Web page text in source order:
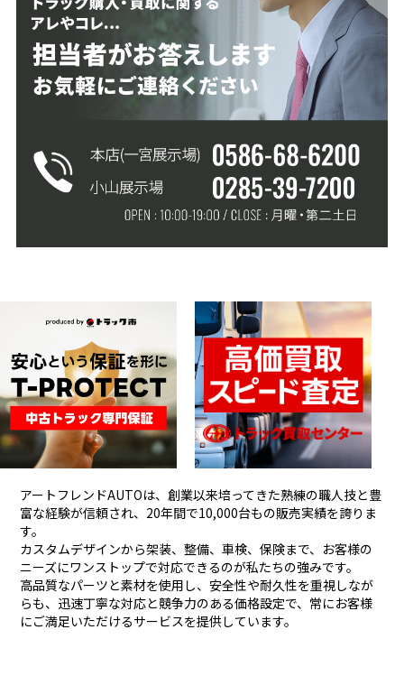
アートフレンドAUTOは、創業以来培ってきた熟練の職人技と豊
富な経験が信頼され、 20年間で10,000台もの販売実績を誇りま
す。
カスタムデザインから架装、整備、車検、保険まで、お客様の
ニーズにワンストップで対応できるのが私たちの強みです。
高品質なパーツと素材を使用し、安全性や耐久性を重視しなが
らも、 迅速丁寧な対応と競争力のある価格設定で、常にお客様
にご満足いただけるサービスを提供しています。